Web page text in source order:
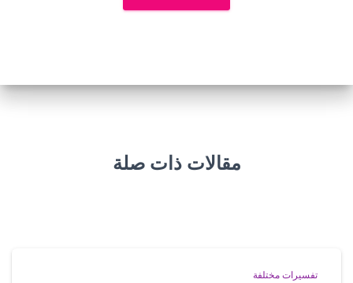
مقالات ذات صلة
تفسيرات مختلفة